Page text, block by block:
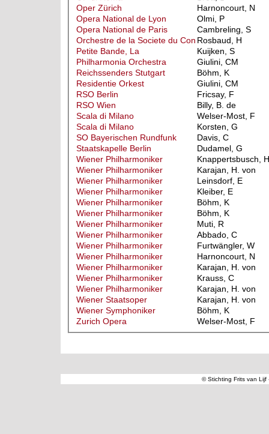
Oper Zürich
Harnoncourt, N
Opera National de Lyon
Olmi, P
Opera National de Paris
Cambreling, S
Orchestre de la Societe du Con Rosbaud, H
Petite Bande, La
Kuijken, S
Philharmonia Orchestra
Giulini, CM
Reichssenders Stutgart
Böhm, K
Residentie Orkest
Giulini, CM
RSO Berlin
Fricsay, F
RSO Wien
Billy, B. de
Scala di Milano
Welser-Most, F
Scala di Milano
Korsten, G
SO Bayerischen Rundfunk
Davis, C
Staatskapelle Berlin
Dudamel, G
Wiener Philharmoniker
Knappertsbusch, H
Wiener Philharmoniker
Karajan, H. von
Wiener Philharmoniker
Leinsdorf, E
Wiener Philharmoniker
Kleiber, E
Wiener Philharmoniker
Böhm, K
Wiener Philharmoniker
Böhm, K
Wiener Philharmoniker
Muti, R
Wiener Philharmoniker
Abbado, C
Wiener Philharmoniker
Furtwängler, W
Wiener Philharmoniker
Harnoncourt, N
Wiener Philharmoniker
Karajan, H. von
Wiener Philharmoniker
Krauss, C
Wiener Philharmoniker
Karajan, H. von
Wiener Staatsoper
Karajan, H. von
Wiener Symphoniker
Böhm, K
Zurich Opera
Welser-Most, F
© Stichting Frits van Lijf